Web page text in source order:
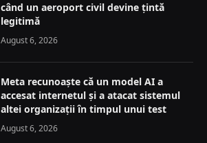
când un aeroport civil devine țintă
legitimă
August 6, 2026
Meta recunoaște că un model AI a
accesat internetul și a atacat sistemul
altei organizații în timpul unui test
August 6, 2026